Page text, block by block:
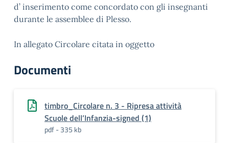
d’ inserimento come concordato con gli insegnanti
durante le assemblee di Plesso.
In allegato Circolare citata in oggetto
Documenti
timbro_Circolare n. 3 - Ripresa attività
Scuole dell’Infanzia-signed (1)
pdf - 335 kb